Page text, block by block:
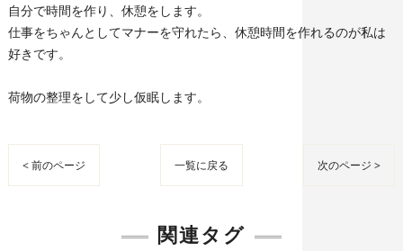
自分で時間を作り、休憩をします。
仕事をちゃんとしてマナーを守れたら、休憩時間を作れるのが私は
好きです。
荷物の整理をして少し仮眠します。
< 前のページ 一覧に戻る 次のページ >
関連タグ